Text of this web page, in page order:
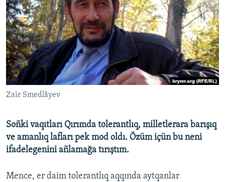
BLOGLAR
FİKİR
Русский
Українською
QOŞULIÑIZ!
RFE/RS bütün saytları
Zair Smedlâyev
Soñki vaqıtları Qırımda tolerantlıq, milletlerara barışıq
ve amanlıq lafları pek mod oldı. Özüm içün bu neni
ifadelegenini añlamağa tırıştım.
Mence, er daim tolerantlıq aqqında aytqanlar